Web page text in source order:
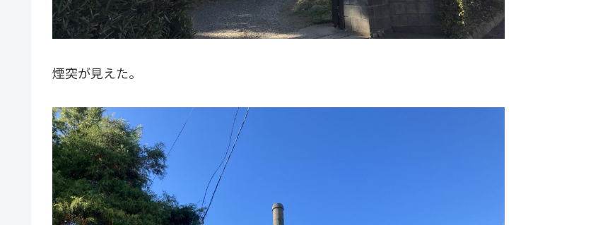
煙突が見えた。